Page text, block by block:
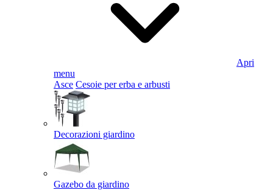
Apri
menu
Asce Cesoie per erba e arbusti
Decorazioni giardino
Gazebo da giardino